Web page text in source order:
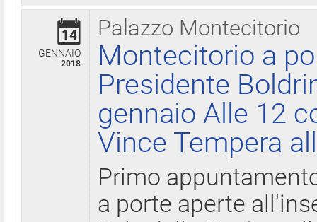
Palazzo Montecitorio
14
GENNAIO
2018
Montecitorio a
Presidente
gennaio Alle 12
Vince Tempera
Primo
a porte aperte